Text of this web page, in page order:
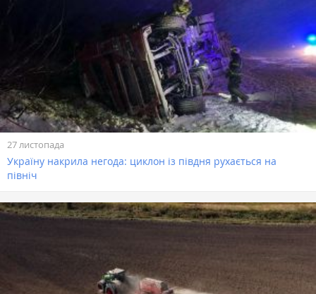
27 листопада
Україну накрила негода: циклон із півдня рухається на
північ